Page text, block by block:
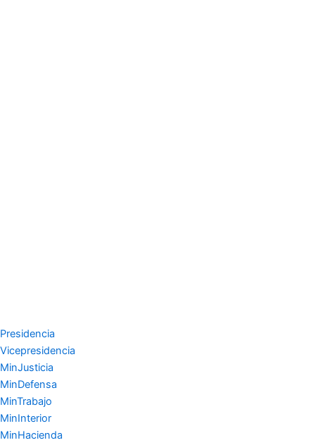
Presidencia
Vicepresidencia
MinJusticia
MinDefensa
MinTrabajo
MinInterior
MinHacienda